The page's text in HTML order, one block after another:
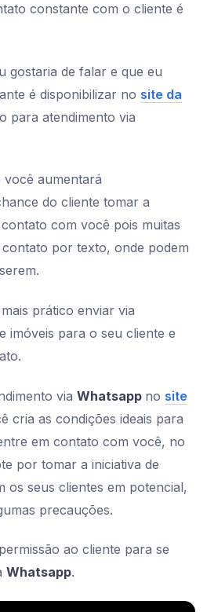
constante com o cliente é
gostaria de falar e que eu
é disponibilizar no site da
para atendimento via
você aumentará
do cliente tomar a
com você pois muitas
por texto, onde podem
prático enviar via
imóveis para o seu cliente e
via Whatsapp no site
cria as condições ideais para
em contato com você, no
por tomar a iniciativa de
os seus clientes em potencial,
precauções.
ao cliente para se
Whatsapp.